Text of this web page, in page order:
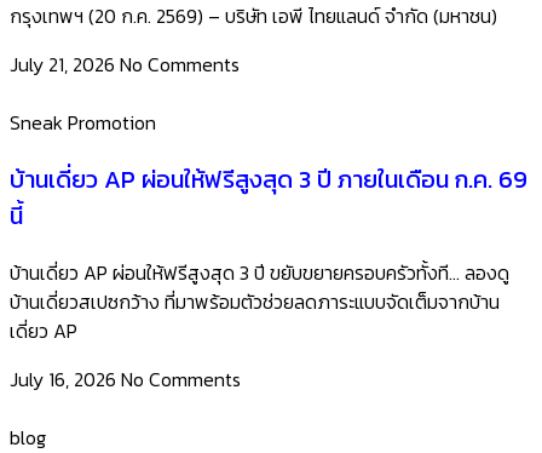
กรุงเทพฯ (20 ก.ค. 2569) – บริษัท เอพี ไทยแลนด์ จำกัด (มหาชน)
July 21, 2026 No Comments
Sneak Promotion
บ้านเดี่ยว AP ผ่อนให้ฟรีสูงสุด 3 ปี ภายในเดือน ก.ค. 69
นี้
บ้านเดี่ยว AP ผ่อนให้ฟรีสูงสุด 3 ปี ขยับขยายครอบครัวทั้งที… ลองดู
บ้านเดี่ยวสเปซกว้าง ที่มาพร้อมตัวช่วยลดภาระแบบจัดเต็มจากบ้าน
เดี่ยว AP ​
July 16, 2026 No Comments
blog